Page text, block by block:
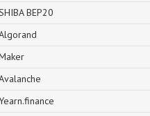
BEP20